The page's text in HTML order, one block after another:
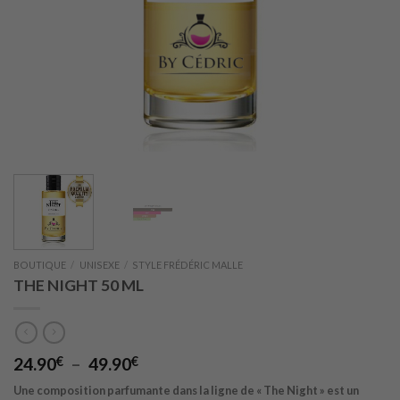
BOUTIQUE UNISEXE STYLE FRÉDÉRIC MALLE
THE NIGHT 50 ML
24.90€ – 49.90€Plage
Une composition parfumante dans la ligne de « The Night » est un